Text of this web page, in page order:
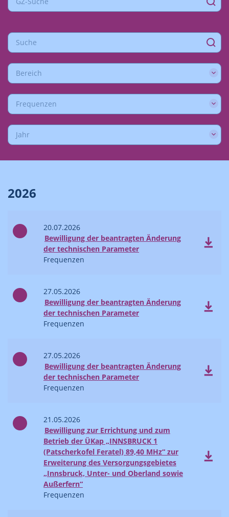
Bereich
Frequenzen
Jahr
2026
20.07.2026
Bewilligung der beantragten Änderung
der technischen Parameter
Frequenzen
27.05.2026
Bewilligung der beantragten Änderung
der technischen Parameter
Frequenzen
27.05.2026
Bewilligung der beantragten Änderung
der technischen Parameter
Frequenzen
21.05.2026
Bewilligung zur Errichtung und zum
Betrieb der ÜKap „INNSBRUCK 1
(Patscherkofel Feratel) 89,40 MHz“ zur
Erweiterung des Versorgungsgebietes
„Innsbruck, Unter- und Oberland sowie
Außerfern“
Frequenzen